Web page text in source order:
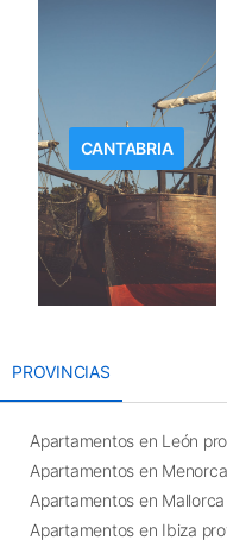
CANTABRIA
PROVINCIAS
Apartamentos en León
Apartamentos en
Apartamentos en
Apartamentos en Ibiza